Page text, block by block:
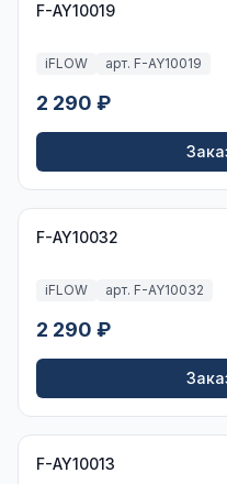
F-AY10019
iFLOW арт. F-AY10019
2 290 ₽
F-AY10032
iFLOW арт. F-AY10032
2 290 ₽
F-AY10013